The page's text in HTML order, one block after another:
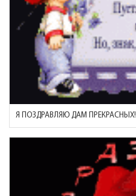
Я ПОЗДРАВЛЯЮ ДАМ ПРЕКРАСНЫХ!